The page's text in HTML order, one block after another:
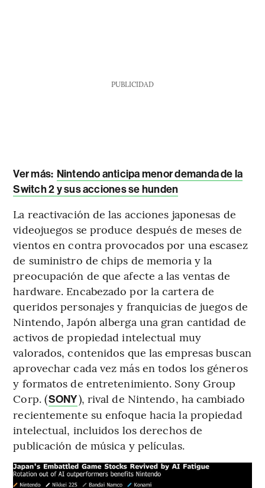
PUBLICIDAD
Ver más: Nintendo anticipa menor demanda de la
Switch 2 y sus acciones se hunden
La reactivación de las acciones japonesas de
videojuegos se produce después de meses de
vientos en contra provocados por una escasez
de suministro de chips de memoria y la
preocupación de que afecte a las ventas de
hardware. Encabezado por la cartera de
queridos personajes y franquicias de juegos de
Nintendo, Japón alberga una gran cantidad de
activos de propiedad intelectual muy
valorados, contenidos que las empresas buscan
aprovechar cada vez más en todos los géneros
y formatos de entretenimiento. Sony Group
Corp. (SONY), rival de Nintendo, ha cambiado
recientemente su enfoque hacia la propiedad
intelectual, incluidos los derechos de
publicación de música y películas.